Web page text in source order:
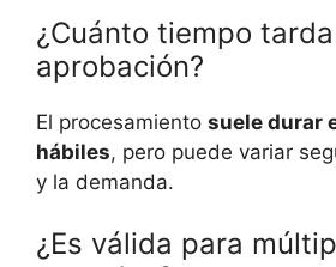
¿Cuánto tiempo
aprobación?
El procesamiento suele durar
hábiles, pero puede variar
y la demanda.
¿Es válida para